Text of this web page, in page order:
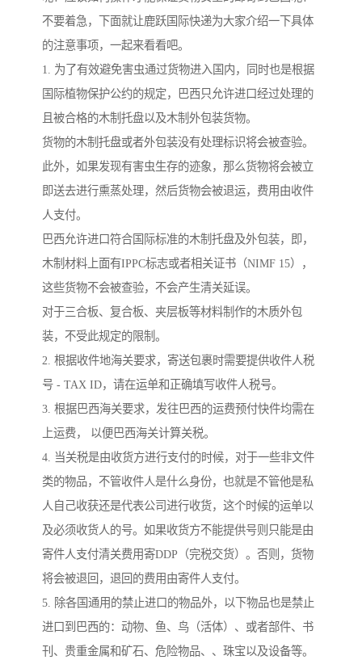
不要着急，下面就让鹿跃国际快递为大家介绍一下具体
的注意事项，一起来看看吧。
1. 为了有效避免害虫通过货物进入国内，同时也是根据
国际植物保护公约的规定，巴西只允许进口经过处理的
且被合格的木制托盘以及木制外包装货物。
货物的木制托盘或者外包装没有处理标识将会被查验。
此外，如果发现有害虫生存的迹象，那么货物将会被立
即送去进行熏蒸处理，然后货物会被退运，费用由收件
人支付。
巴西允许进口符合国际标准的木制托盘及外包装，即，
木制材料上面有IPPC标志或者相关证书（NIMF 15），
这些货物不会被查验，不会产生清关延误。
对于三合板、复合板、夹层板等材料制作的木质外包
装，不受此规定的限制。
2. 根据收件地海关要求，寄送包裹时需要提供收件人税
号 - TAX ID，请在运单和正确填写收件人税号。
3. 根据巴西海关要求，发往巴西的运费预付快件均需在
上运费， 以便巴西海关计算关税。
4. 当关税是由收货方进行支付的时候，对于一些非文件
类的物品，不管收件人是什么身份，也就是不管他是私
人自己收获还是代表公司进行收货，这个时候的运单以
及必须收货人的号。如果收货方不能提供号则只能是由
寄件人支付清关费用寄DDP（完税交货）。否则，货物
将会被退回，退回的费用由寄件人支付。
5. 除各国通用的禁止进口的物品外，以下物品也是禁止
进口到巴西的：动物、鱼、鸟（活体）、或者部件、书
刊、贵重金属和矿石、危险物品、、珠宝以及设备等。